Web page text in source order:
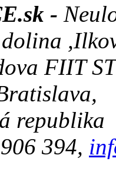
-
FIIT
republika
394,